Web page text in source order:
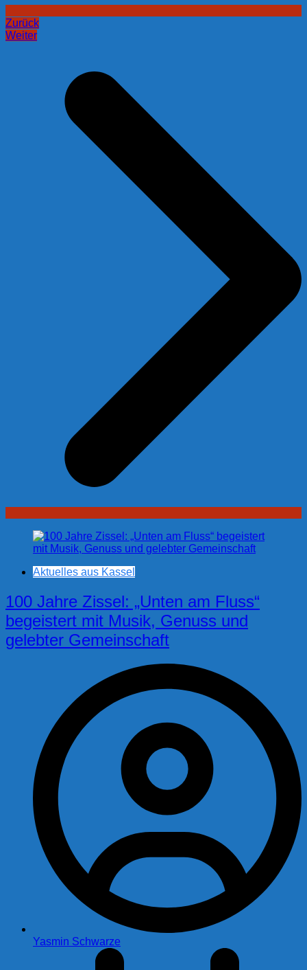
Zurück
Weiter
Aktuelles aus Kassel
100 Jahre Zissel: „Unten am Fluss“
begeistert mit Musik, Genuss und
gelebter Gemeinschaft
Yasmin Schwarze